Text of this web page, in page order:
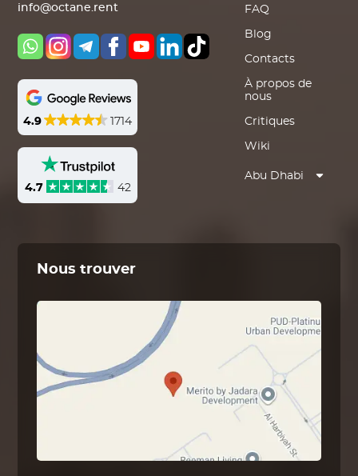
info@octane.rent
4.9 1714
4.7 42
FAQ
Blog
Contacts
À propos de
nous
Critiques
Wiki
Abu Dhabi
Nous trouver